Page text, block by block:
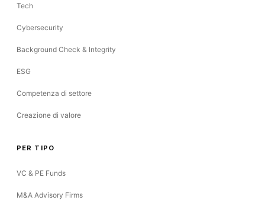
Tech
Cybersecurity
Background Check & Integrity
ESG
Competenza di settore
Creazione di valore
PER TIPO
VC & PE Funds
M&A Advisory Firms